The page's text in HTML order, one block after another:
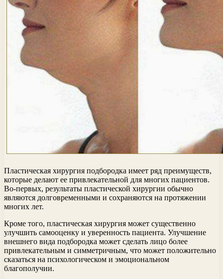
Пластическая хирургия подбородка имеет ряд преимуществ,
которые делают ее привлекательной для многих пациентов.
Во-первых, результаты пластической хирургии обычно
являются долговременными и сохраняются на протяжении
многих лет.
Кроме того, пластическая хирургия может существенно
улучшить самооценку и уверенность пациента. Улучшение
внешнего вида подбородка может сделать лицо более
привлекательным и симметричным, что может положительно
сказаться на психологическом и эмоциональном
благополучии.